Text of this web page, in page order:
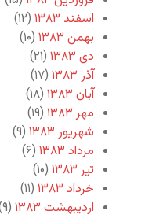
اسفند ۱۳۸۳
(۱۲)
بهمن ۱۳۸۳
(۱۰)
دی ۱۳۸۳
(۲۱)
آذر ۱۳۸۳
(۱۷)
آبان ۱۳۸۳
(۱۸)
مهر ۱۳۸۳
(۱۹)
شهریور ۱۳۸۳
(۹)
مرداد ۱۳۸۳
(۶)
تیر ۱۳۸۳
(۱۰)
خرداد ۱۳۸۳
(۱۱)
اردیبهشت ۱۳۸۳
(۹)